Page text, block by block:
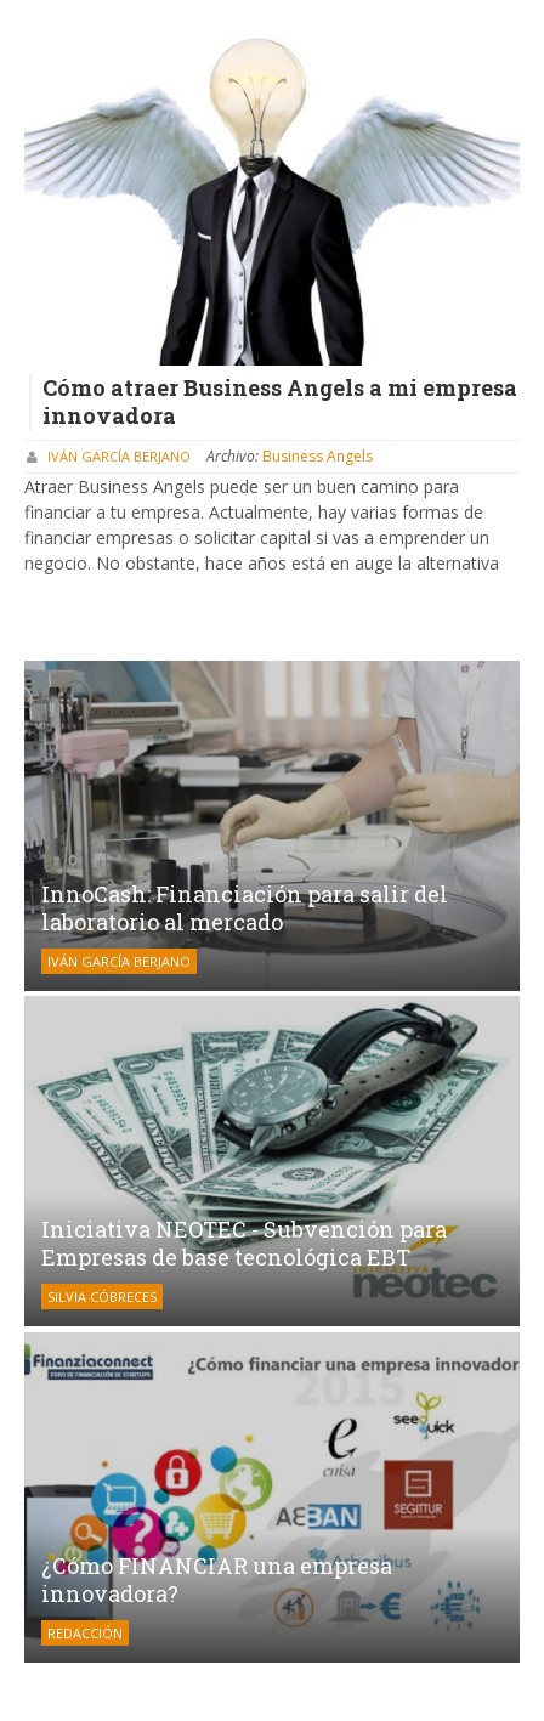
Cómo atraer Business Angels a mi empresa
innovadora
IVÁN GARCÍA BERJANO Archivo:Business Angels
Atraer Business Angels puede ser un buen camino para
financiar a tu empresa. Actualmente, hay varias formas de
financiar empresas o solicitar capital si vas a emprender un
negocio. No obstante, hace años está en auge la alternativa
InnoCash: Financiación para salir del
laboratorio al mercado
IVÁN GARCÍA BERJANO
Iniciativa NEOTEC - Subvención para
Empresas de base tecnológica EBT
SILVIA CÓBRECES
¿Cómo FINANCIAR una empresa
innovadora?
REDACCIÓN